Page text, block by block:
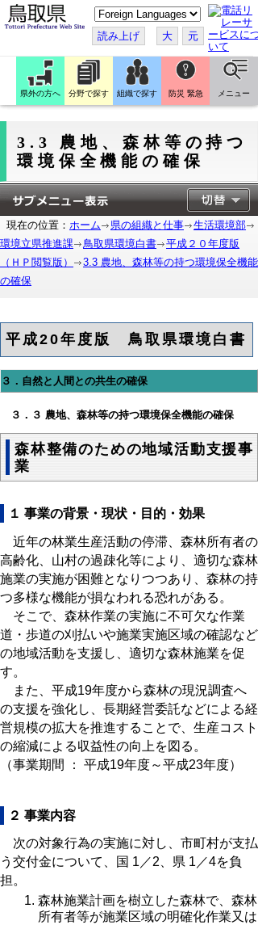
こ
の
ペ
ー
ジ
翻
訳
す
読み上げ 大 元
県外の方へ 分野で探す 組織で探す 防災 緊急 メニュー
3.3 農地、森林等の持つ
環境保全機能の確保
現在の位置： ホーム 県の組織と仕事
生活環境部
環境立県推進課
鳥取県環境白書
平成２０年度版
（ＨＰ閲覧版）
3.3 農地、森林等の持つ環境保全機能
の確保
平成20年度版 鳥取県環境白書
３．自然と人間との共生の確保
３．３ 農地、森林等の持つ環境保全機能の確保
森林整備のための地域活動支援事
業
１ 事業の背景・現状・目的・効果
近年の林業生産活動の停滞、森林所有者の
高齢化、山村の過疎化等により、適切な森林
施業の実施が困難となりつつあり、森林の持
つ多様な機能が損なわれる恐れがある。
そこで、森林作業の実施に不可欠な作業
道・歩道の刈払いや施業実施区域の確認など
の地域活動を支援し、適切な森林施業を促
す。
また、平成19年度から森林の現況調査へ
の支援を強化し、長期経営委託などによる経
営規模の拡大を推進することで、生産コスト
の縮減による収益性の向上を図る。
（事業期間 ： 平成19年度～平成23年度）
２ 事業内容
次の対象行為の実施に対し、市町村が支払
う交付金について、国 1／2、県 1／4を負
担。
森林施業計画を樹立した森林で、森林
所有者等が施業区域の明確化作業又は